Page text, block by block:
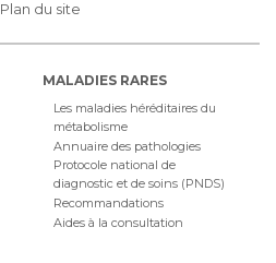
Plan du site
MALADIES RARES
Les maladies héréditaires du
métabolisme
Annuaire des pathologies
Protocole national de
diagnostic et de soins (PNDS)
Recommandations
Aides à la consultation